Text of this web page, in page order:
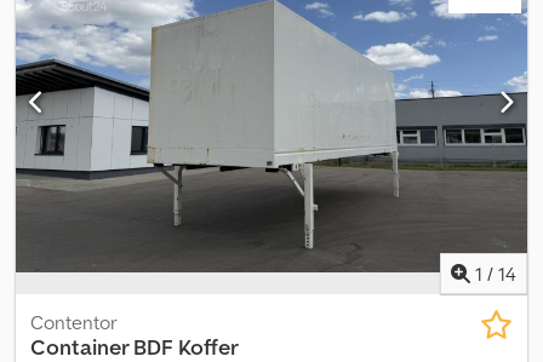
muito bom Estado técnico: muito bom Estado visual: muito bom
Segurança do produto Fabricante: Shanghai Shengji Mais
informações Contacte Arne Honingh para obter mais
informações.
1 / 14
Contentor
Container BDF Koffer